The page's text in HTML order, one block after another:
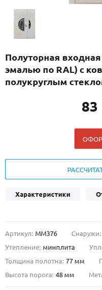
С реечным дизайном(29)
ПО НАЗНАЧЕНИЮ
ПО КОНСТРУКЦИИ
О НАС
Полуторная
эмалью по RAL) с
полукруглым
83
Характеристики
Артикул: ММ376 Снаружи:
Утепление: минплита
Толщина полотна: 77 мм
Высота порога: 48 мм